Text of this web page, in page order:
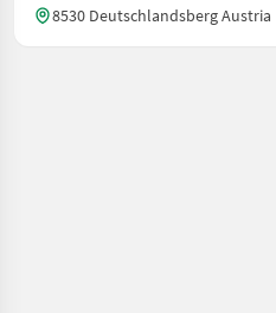
8530 Deutschlandsberg Austria